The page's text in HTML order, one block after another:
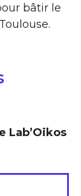
bâtir le
Lab’Oikos